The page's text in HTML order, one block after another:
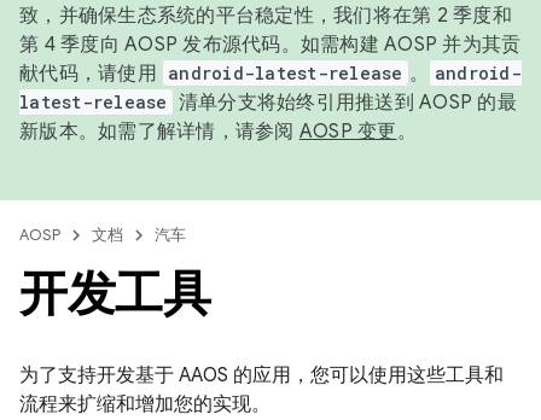
致，并确保生态系统的平台稳定性，我们将在第 2 季度和
第 4 季度向 AOSP 发布源代码。如需构建 AOSP 并为其贡
献代码，请使用 android-latest-release 。
android-
latest-release 清单分支将始终引用推送到 AOSP 的最
新版本。如需了解详情，请参阅 AOSP 变更。
AOSP 文档 汽车
开发工具
为了支持开发基于 AAOS 的应用，您可以使用这些工具和
流程来扩缩和增加您的实现。